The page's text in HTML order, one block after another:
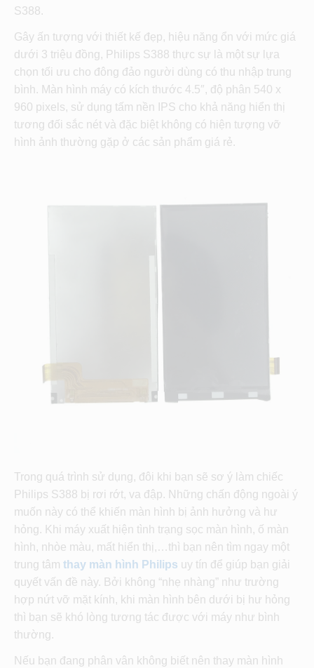
S388.
Gây ấn tượng với thiết kế đẹp, hiệu năng ổn với mức giá
dưới 3 triệu đồng, Philips S388 thực sự là một sự lựa
chọn tối ưu cho đông đảo người dùng có thu nhập trung
bình. Màn hình máy có kích thước 4.5″, độ phân 540 x
960 pixels, sử dụng tấm nền IPS cho khả năng hiển thị
tương đối sắc nét và đặc biệt không có hiện tượng vỡ
hình ảnh thường gặp ở các sản phẩm giá rẻ.
Trong quá trình sử dụng, đôi khi bạn sẽ sơ ý làm chiếc
Philips S388 bị rơi rớt, va đập. Những chấn động ngoài ý
muốn này có thể khiến màn hình bị ảnh hưởng và hư
hỏng. Khi máy xuất hiện tình trạng sọc màn hình, ố màn
hình, nhòe màu, mất hiển thị,…thì bạn nên tìm ngay một
trung tâm thay màn hình Philips uy tín để giúp bạn giải
quyết vấn đề này. Bởi không “nhẹ nhàng” như trường
hợp nứt vỡ mặt kính, khi màn hình bên dưới bị hư hỏng
thì bạn sẽ khó lòng tương tác được với máy như bình
thường.
Nếu bạn đang phân vân không biết nên thay màn hình